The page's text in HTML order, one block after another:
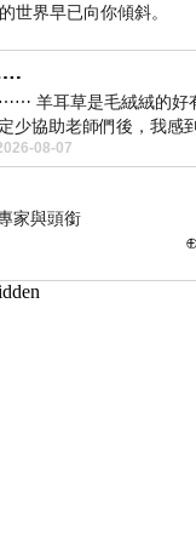
世界早已向你傾斜。
⋯⋯ 羊耳草是毛絨絨的好
定少協助老師們後，我感
是我的工作啊。 真
08-07
與頭銜
良 在